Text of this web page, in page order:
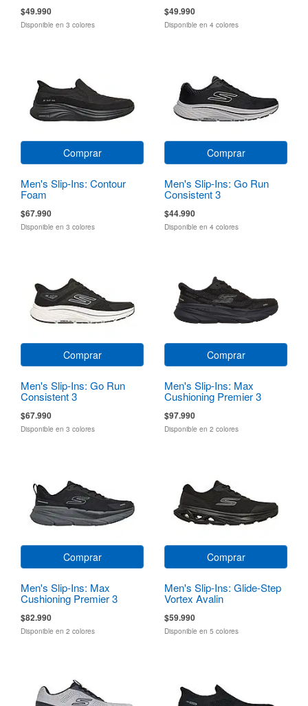
$49.990
Disponible en 3 colores
$49.990
Disponible en 4 colores
Comprar
Men's Slip-Ins: Contour
Foam
$67.990
Disponible en 3 colores
Comprar
Men's Slip-Ins: Go Run
Consistent 3
$44.990
Disponible en 4 colores
Comprar
Men's Slip-Ins: Go Run
Consistent 3
$67.990
Disponible en 3 colores
Comprar
Men's Slip-Ins: Max
Cushioning Premier 3
$97.990
Disponible en 2 colores
Comprar
Men's Slip-Ins: Max
Cushioning Premier 3
$82.990
Disponible en 2 colores
Comprar
Men's Slip-Ins: Glide-Step
Vortex Avalin
$59.990
Disponible en 5 colores